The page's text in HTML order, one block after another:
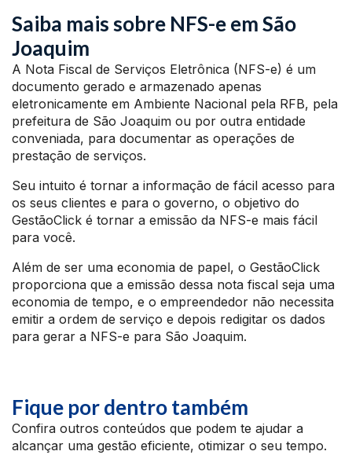
Saiba mais sobre NFS-e em São
Joaquim
A Nota Fiscal de Serviços Eletrônica (NFS-e) é um
documento gerado e armazenado apenas
eletronicamente em Ambiente Nacional pela RFB, pela
prefeitura de São Joaquim ou por outra entidade
conveniada, para documentar as operações de
prestação de serviços.
Seu intuito é tornar a informação de fácil acesso para
os seus clientes e para o governo, o objetivo do
GestãoClick é tornar a emissão da NFS-e mais fácil
para você.
Além de ser uma economia de papel, o GestãoClick
proporciona que a emissão dessa nota fiscal seja uma
economia de tempo, e o empreendedor não necessita
emitir a ordem de serviço e depois redigitar os dados
para gerar a NFS-e para São Joaquim.
Fique por dentro também
Confira outros conteúdos que podem te ajudar a
alcançar uma gestão eficiente, otimizar o seu tempo.